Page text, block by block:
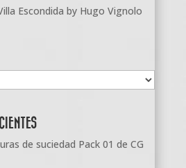
Escondida by Hugo Vignolo
de suciedad Pack 01 de CG